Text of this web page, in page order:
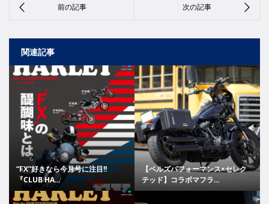
関連記事
“FX”好きなら今月号に注目!!
『CLUB HA...
【ベルズパフォーマンス×セレク
テッド】コラボマフラ...